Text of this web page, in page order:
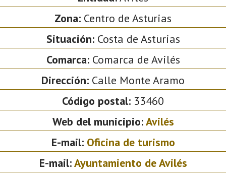
Zona: Centro de Asturias
Situación:Costa de Asturias
Comarca:Comarca de Avilés
Dirección: Calle Monte Aramo
Código postal: 33460
Web del municipio:Avilés
E-mail: Oficina de turismo
E-mail:Ayuntamiento de Avilés